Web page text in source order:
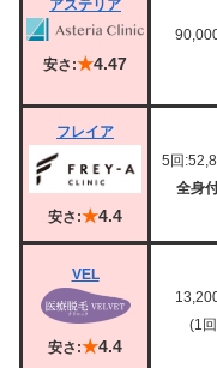
アステリア
安さ:★4.47
フレイア
安さ:★4.4
5回
全身
VEL
安さ:★4.4
(1